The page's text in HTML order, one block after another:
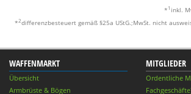
* 1 inkl.
*2differenzbesteuert gemäß §25a UStG.;MwSt. nicht
WAFFENMARKT
Übersicht
Armbrüste & Bögen
MITGLIEDER
Ordentliche